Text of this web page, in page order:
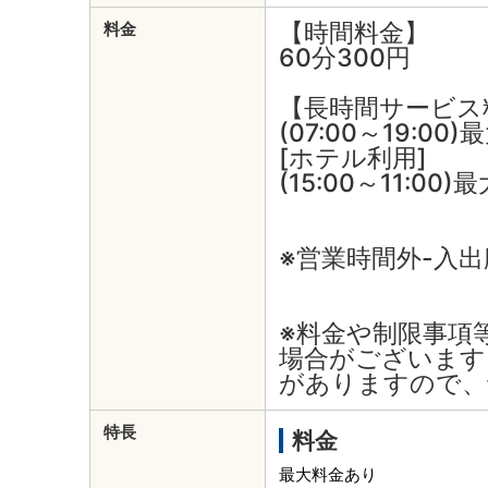
料金
【時間料金】
60分300円
【長時間サービ
(07:00～19:00)
[ホテル利用]
(15:00～11:00)最
※営業時間外-入
※料金や制限事項
場合がございま
がありますので
特長 料金
最大料金あり